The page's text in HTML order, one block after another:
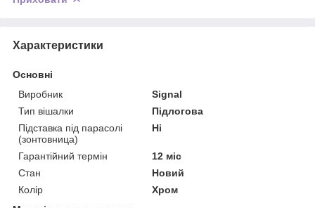
Характеристики
Основні
Виробник
Signal
Тип вішалки
Підлогова
Підставка під парасолі
(зонтовница)
Ні
Гарантійний термін
12 міс
Стан
Новий
Колір
Хром